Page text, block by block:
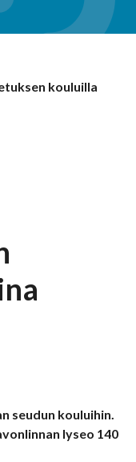
kouluilla
seudun kouluihin.
lyseo 140